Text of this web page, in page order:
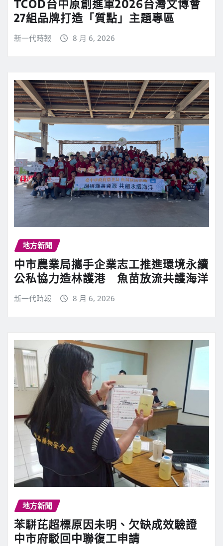
TCOD台中原創進軍2026台灣文博會
27組品牌打造「質點」主題專區
新一代時報 8 月 6, 2026
地方新聞
中市農業局攜手企業志工推進環境永續
公私協力造林護港 魚苗放流共護海洋
新一代時報 8 月 6, 2026
地方新聞
苯駢芘超標原因未明、欠缺成效驗證
中市府駁回中聯復工申請